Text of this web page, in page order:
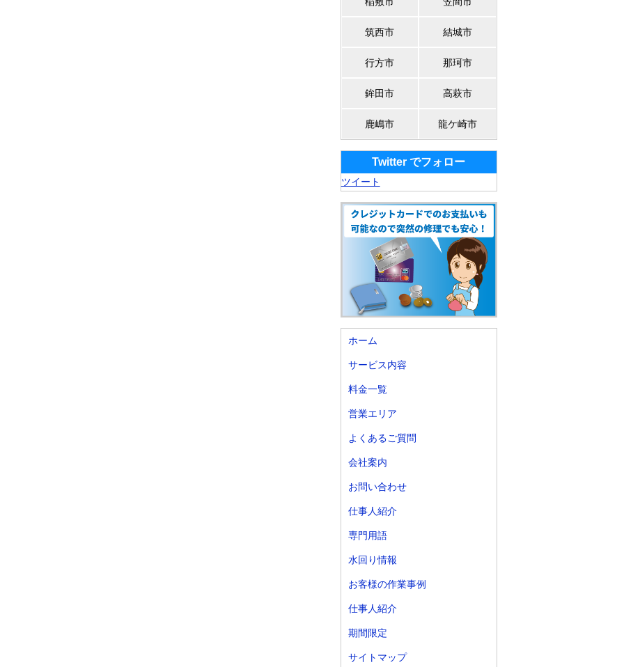
筑西市 結城市
行方市 那珂市
鉾田市 高萩市
鹿嶋市 龍ケ崎市
Twitter でフォロー
ツイート
ホーム
サービス内容
料金一覧
営業エリア
よくあるご質問
会社案内
お問い合わせ
仕事人紹介
専門用語
水回り情報
お客様の作業事例
仕事人紹介
期間限定
サイトマップ